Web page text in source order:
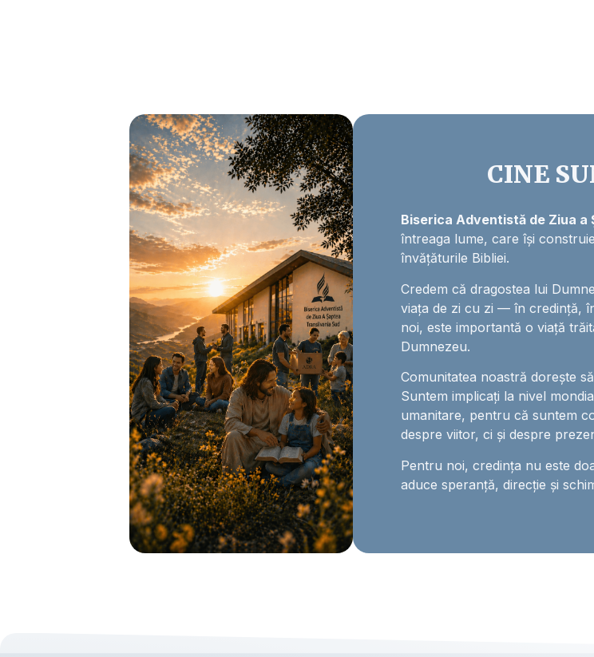
CINE
Biserica Adventistă de Ziua a
întreaga lume, care își
învățăturile Bibliei.
Credem că dragostea lui
viața de zi cu zi — în credință,
noi, este importantă o viață
Dumnezeu.
Comunitatea noastră dorește
Suntem implicați la nivel
umanitare, pentru că suntem
despre viitor, ci și despre
Pentru noi, credința nu este
aduce speranță, direcție și